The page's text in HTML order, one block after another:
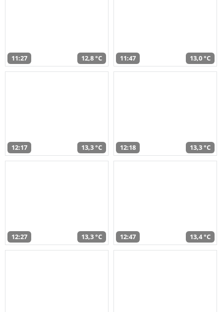
11:27 12,8 °C 11:47 13,0 °C
12:17 13,3 °C 12:18 13,3 °C
12:27 13,3 °C 12:47 13,4 °C